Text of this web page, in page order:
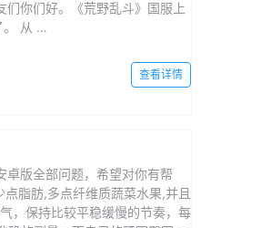
们你们好。《荒野乱斗》国服上
。 从 …
查看详情
卓版全部问题，希望对你有帮
脂肪,多点纤维质蔬菜水果,并且
，保持比较平稳缓慢的节奏，每